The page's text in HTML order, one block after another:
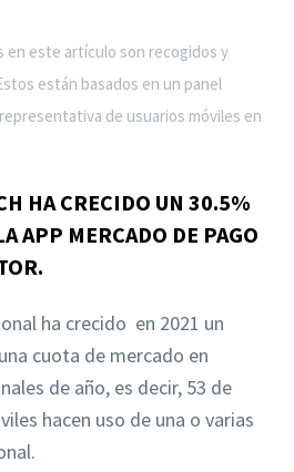
en este artículo son recogidos y
están basados en un panel
de usuarios móviles en
HA CRECIDO UN 30.5%
APP MERCADO DE PAGO
ha crecido en 2021 un
cuota de mercado en
de año, es decir, 53 de
hacen uso de una o varias